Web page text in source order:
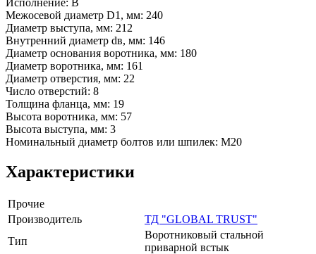
Межосевой диаметр D1, мм: 240
Диаметр выступа, мм: 212
Внутренний диаметр dв, мм: 146
Диаметр основания воротника, мм: 180
Диаметр воротника, мм: 161
Диаметр отверстия, мм: 22
Число отверстий: 8
Толщина фланца, мм: 19
Высота воротника, мм: 57
Высота выступа, мм: 3
Номинальный диаметр болтов или шпилек: М20
Характеристики
Прочие
Производитель
ТД "GLOBAL TRUST"
Тип
Воротниковый стальной
приварной встык